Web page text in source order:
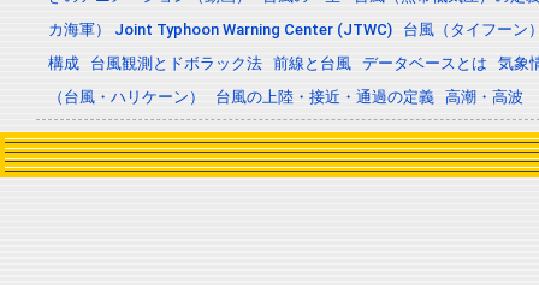
カ海軍） Joint Typhoon Warning Center (JTWC)
台風（タイフーン
構成
台風観測とドボラック法 前線と台風 データベースとは
気象
（台風・ハリケーン）
台風の上陸・接近・通過の定義 高潮・高波